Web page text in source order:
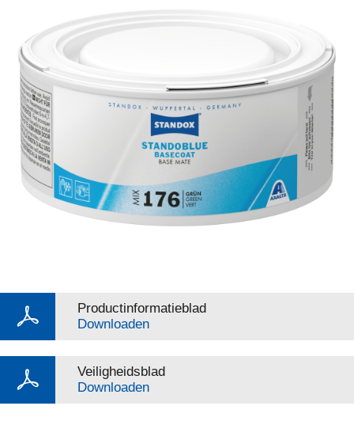
Productinformatieblad
Downloaden
Veiligheidsblad
Downloaden